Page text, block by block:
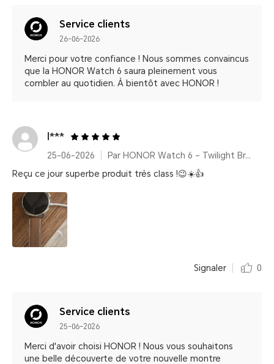
Service clients
26-06-2026
Merci pour votre confiance ! Nous sommes convaincus
que la HONOR Watch 6 saura pleinement vous
combler au quotidien. À bientôt avec HONOR !
l***
25-06-2026
Par HONOR Watch 6 – Twilight Brown (Bracelet cuir)
Reçu ce jour superbe produit très class !😉☀️👍
Signaler 0
Service clients
25-06-2026
Merci d'avoir choisi HONOR ! Nous vous souhaitons
une belle découverte de votre nouvelle montre